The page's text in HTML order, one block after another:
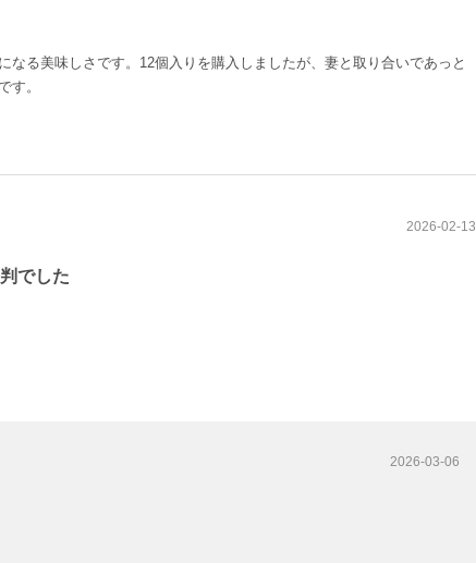
なる美味しさです。12個入りを購入しましたが、妻と取り合いであっと
す。
2026-02-13
でした
2026-03-06